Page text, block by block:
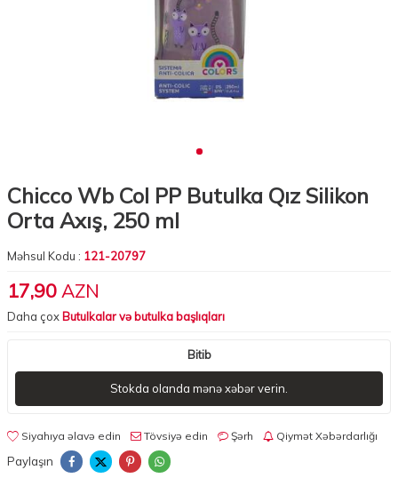
Chicco Wb Col PP Butulka Qız Silikon
Orta Axış, 250 ml
Məhsul Kodu : 121-20797
17,90 AZN
Daha çox Butulkalar və butulka başlıqları
Bitib
Stokda olanda mənə xəbər verin.
Siyahıya əlavə edin Tövsiyə edin Şərh Qiymət Xəbərdarlığı
Paylaşın